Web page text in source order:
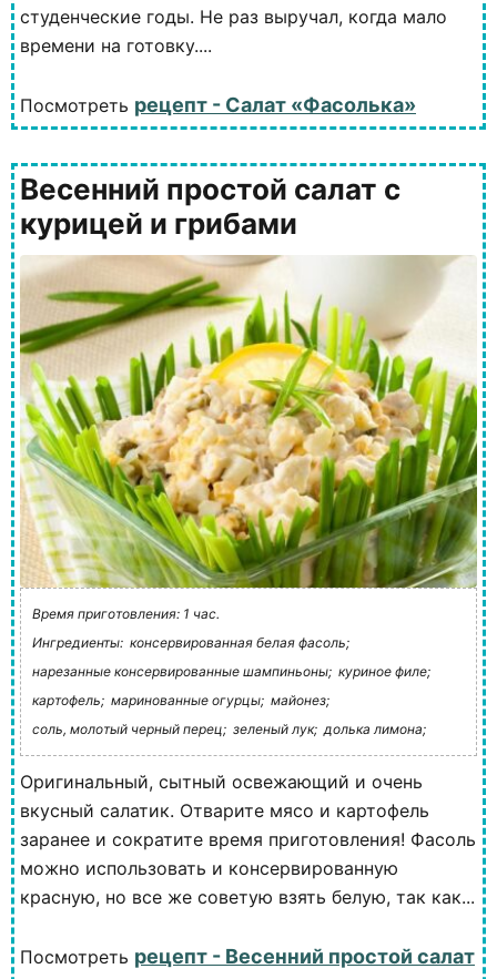
студенческие годы. Не раз выручал, когда мало
времени на готовку....
Посмотреть рецепт - Салат «Фасолька»
Весенний простой салат с
курицей и грибами
Время приготовления: 1 час.
Ингредиенты: консервированная белая фасоль;
нарезанные консервированные шампиньоны; куриное филе;
картофель; маринованные огурцы; майонез;
соль, молотый черный перец; зеленый лук; долька лимона;
Оригинальный, сытный освежающий и очень
вкусный салатик. Отварите мясо и картофель
заранее и сократите время приготовления! Фасоль
можно использовать и консервированную
красную, но все же советую взять белую, так как...
Посмотреть рецепт - Весенний простой салат